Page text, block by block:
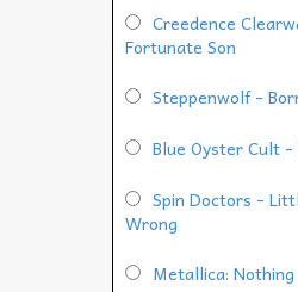
Creedence
Fortunate Son
Steppenwolf -
Blue Oyster Cult -
Spin Doctors -
Wrong
Metallica: